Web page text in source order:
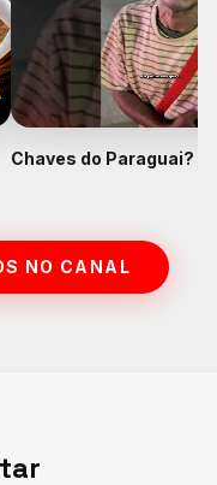
Chaves do Paraguai?
NO CANAL